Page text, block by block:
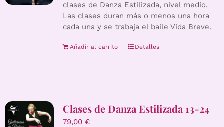
clases de Danza Estilizada, nivel medio.
Las clases duran más o menos una hora
cada una y se trabaja el baile Vida Breve.
Añadir al carrito Detalles
Clases de Danza Estilizada 13-24
79,00 €